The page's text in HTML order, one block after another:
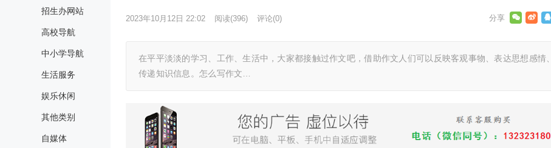
招生办网站
高校导航
中小学导航
生活服务
娱乐休闲
其他类别
自媒体
2023年10月12日 22:02 阅读(396) 评论(0)
在平平淡淡的学习、工作、生活中，大家都接触过作文吧，借助作文人们可以反映客观事物、表达思想感情、
传递知识信息。怎么写作文…